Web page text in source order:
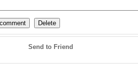
Send to Friend